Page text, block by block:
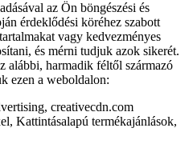
az Ön böngészési és
érdeklődési köréhez szabott
vagy kedvezményes
és mérni tudjuk azok sikerét.
alábbi, harmadik féltől származó
ezen a weboldalon:
creativecdn.com
Kattintásalapú termékajánlások,